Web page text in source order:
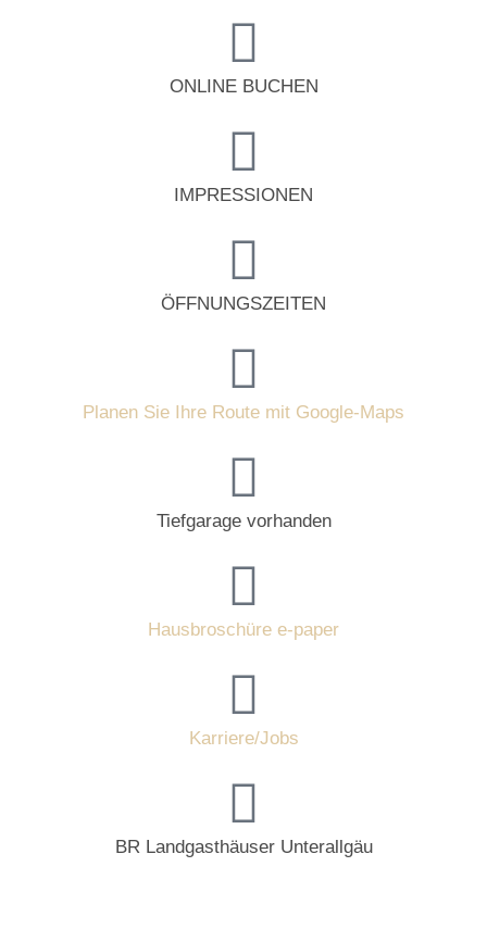
ONLINE BUCHEN
IMPRESSIONEN
ÖFFNUNGSZEITEN
Planen Sie Ihre Route mit Google-Maps
Tiefgarage vorhanden
Hausbroschüre e-paper
Karriere/Jobs
BR Landgasthäuser Unterallgäu